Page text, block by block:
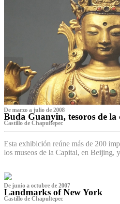
De marzo a julio de 2008
Buda Guanyin, tesoros de la
Castillo de Chapultepec
Esta exhibición reúne más de 200
los museos de la Capital, en
De junio a octubre de 2007
Landmarks of New York
Castillo de Chapultepec